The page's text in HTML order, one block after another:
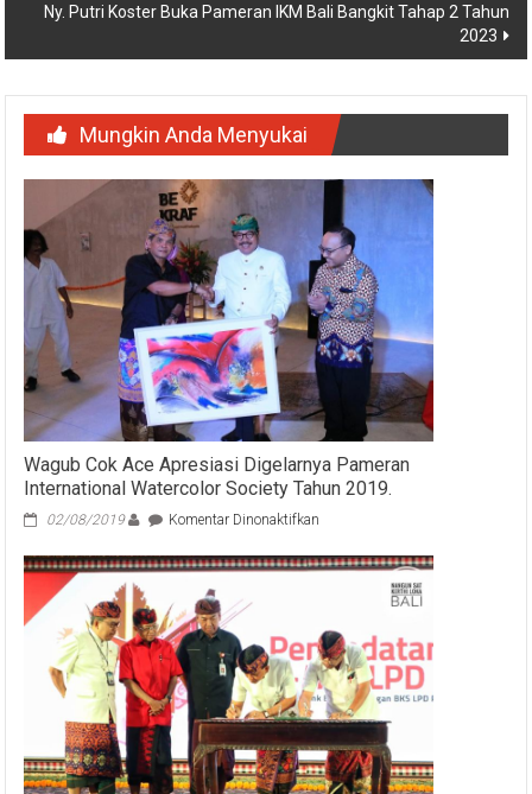
Ny. Putri Koster Buka Pameran IKM Bali Bangkit Tahap 2 Tahun
2023
Mungkin Anda Menyukai
Wagub Cok Ace Apresiasi Digelarnya Pameran
International Watercolor Society Tahun 2019.
02/08/2019 Komentar Dinonaktifkan
Cok
Pameran
International
Watercolor
Society
Tahun
2019.